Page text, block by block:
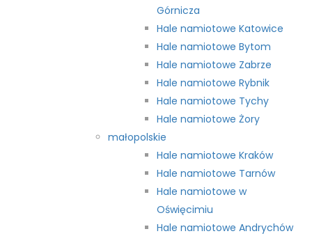
Górnicza
Hale namiotowe Katowice
Hale namiotowe Bytom
Hale namiotowe Zabrze
Hale namiotowe Rybnik
Hale namiotowe Tychy
Hale namiotowe Żory
małopolskie
Hale namiotowe Kraków
Hale namiotowe Tarnów
Hale namiotowe w
Oświęcimiu
Hale namiotowe Andrychów